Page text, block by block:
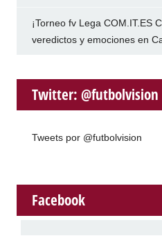
¡Torneo fv Lega COM.IT.ES
veredictos y emociones en
Twitter: @futbolvision
Tweets por @futbolvision
Facebook